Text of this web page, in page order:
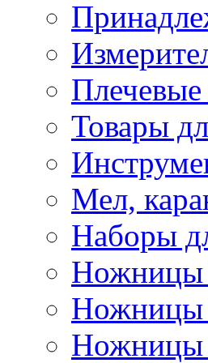
Плечевые
Товары
Мел,
Наборы
Ножницы
Ножницы